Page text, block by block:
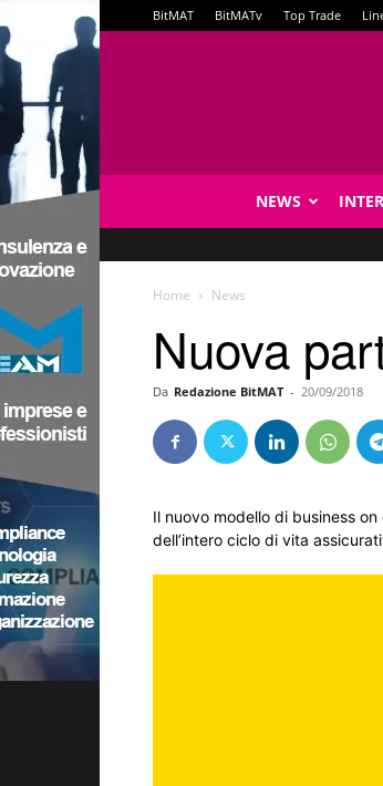
BitMAT BitMATv Top Trade
NEWS
Home News
Nuova
Da Redazione BitMAT - 20/09/2018
Il nuovo modello di business
dell’intero ciclo di vita